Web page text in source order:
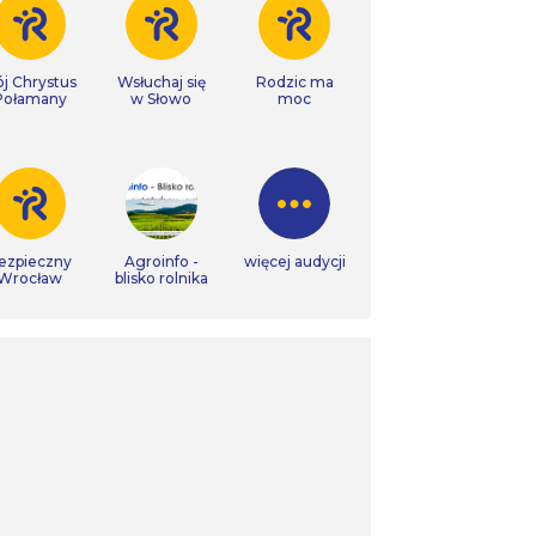
Chrystus
Wsłuchaj się
w Słowo
Rodzic ma
moc
Agroinfo -
blisko rolnika
więcej audycji